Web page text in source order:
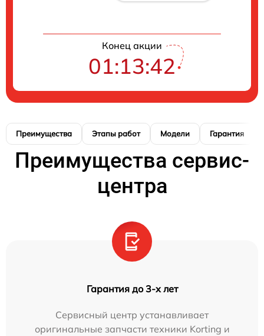
Конец акции
01:13:41
Преимущества Этапы работ Модели Гарантия
Преимущества сервис-
центра
Гарантия до 3-х лет
Сервисный центр устанавливает
оригинальные запчасти техники Korting и